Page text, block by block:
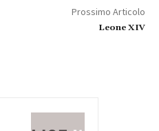
Prossimo Articolo
Leone XIV